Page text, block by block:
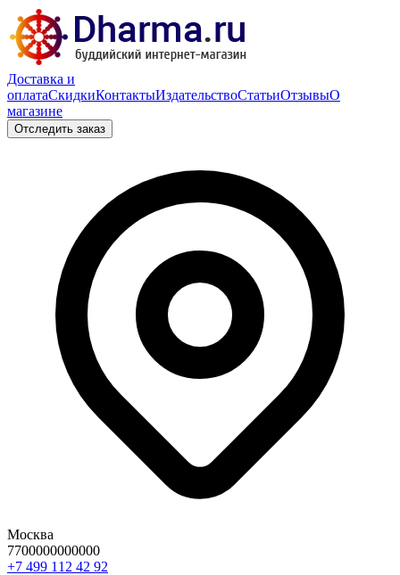
Доставка и
оплатаСкидкиКонтактыИздательствоСтатьиОтзывыО
магазине
Отследить заказ
Москва
7700000000000
29 24 211 994 7+